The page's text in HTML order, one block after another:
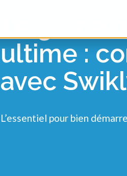
Le guide
ultime :
avec
L’essentiel pour bien